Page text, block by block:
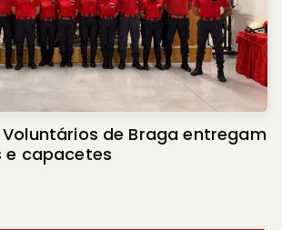
de Braga entregam
e capacetes